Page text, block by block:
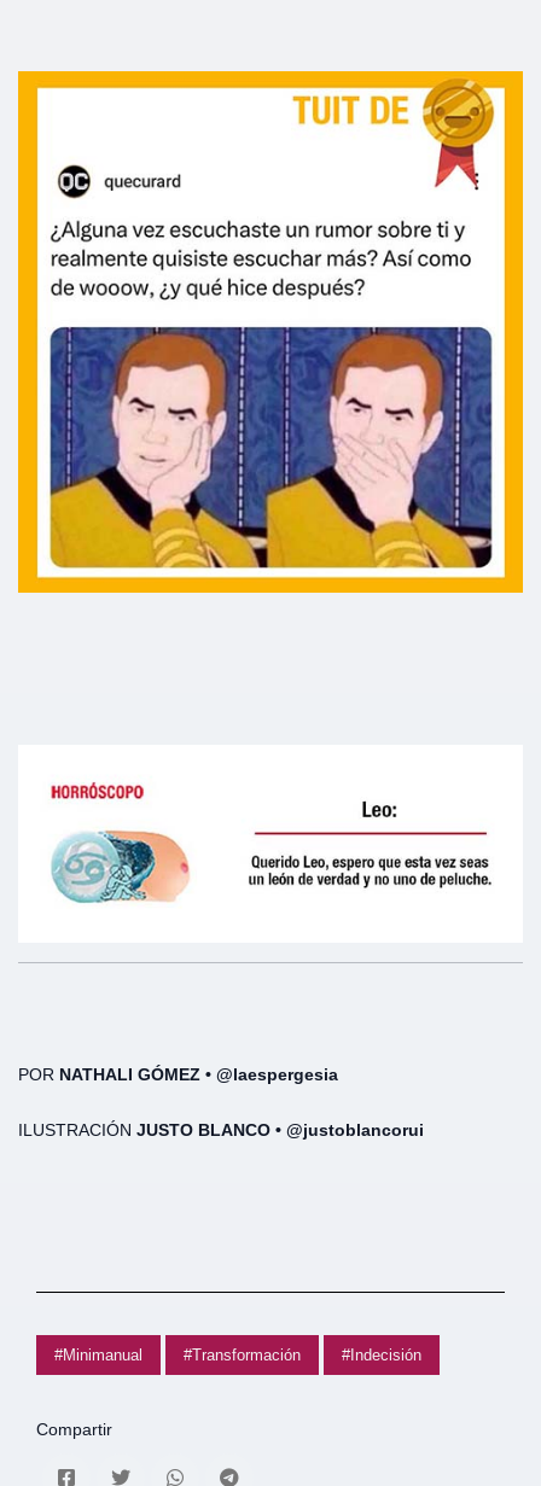
POR NATHALI GÓMEZ • @laespergesia
ILUSTRACIÓN JUSTO BLANCO • @justoblancorui
#Minimanual #Transformación #Indecisión
Compartir